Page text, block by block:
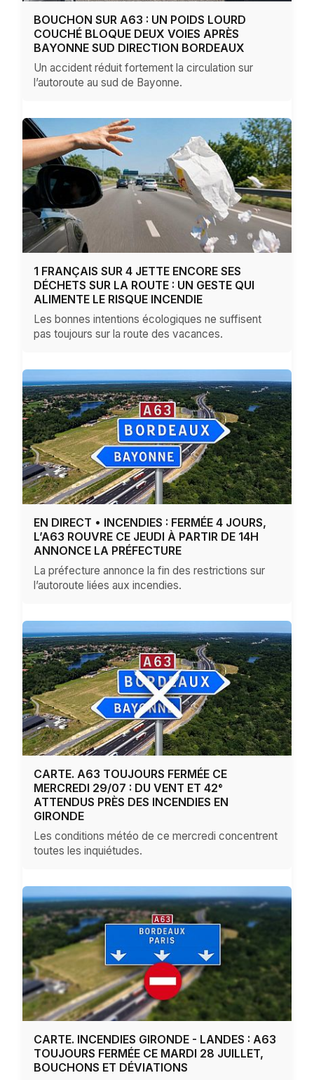
BOUCHON SUR A63 : UN POIDS LOURD
COUCHÉ BLOQUE DEUX VOIES APRÈS
BAYONNE SUD DIRECTION BORDEAUX
Un accident réduit fortement la circulation sur
l’autoroute au sud de Bayonne.
1 FRANÇAIS SUR 4 JETTE ENCORE SES
DÉCHETS SUR LA ROUTE : UN GESTE QUI
ALIMENTE LE RISQUE INCENDIE
Les bonnes intentions écologiques ne suffisent
pas toujours sur la route des vacances.
EN DIRECT • INCENDIES : FERMÉE 4 JOURS,
L’A63 ROUVRE CE JEUDI À PARTIR DE 14H
ANNONCE LA PRÉFECTURE
La préfecture annonce la fin des restrictions sur
l’autoroute liées aux incendies.
CARTE. A63 TOUJOURS FERMÉE CE
MERCREDI 29/07 : DU VENT ET 42°
ATTENDUS PRÈS DES INCENDIES EN
GIRONDE
Les conditions météo de ce mercredi concentrent
toutes les inquiétudes.
CARTE. INCENDIES GIRONDE - LANDES : A63
TOUJOURS FERMÉE CE MARDI 28 JUILLET,
BOUCHONS ET DÉVIATIONS